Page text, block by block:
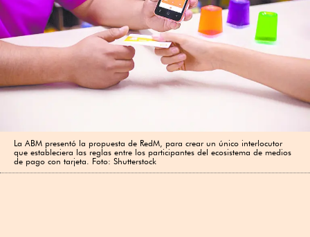
La ABM presentó la propuesta de RedM, para crear un único interlocutor
que estableciera las reglas entre los participantes del ecosistema de medios
de pago con tarjeta. Foto: Shutterstock